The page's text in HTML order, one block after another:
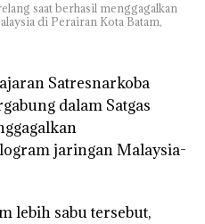
saat berhasil menggagalkan
di Perairan Kota Batam,
Satresnarkoba
dalam Satgas
jaringan Malaysia-
lebih sabu tersebut,